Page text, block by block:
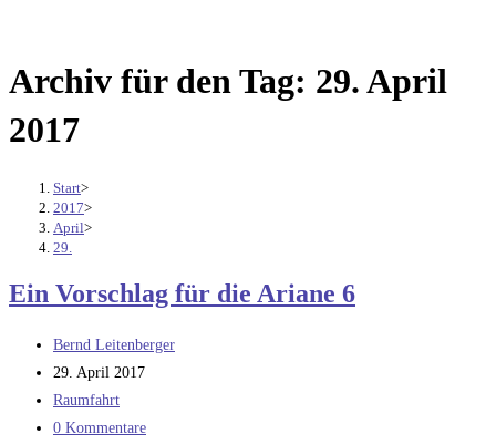
Archiv für den Tag: 29. April
2017
Start>
2017>
April>
29.
Ein Vorschlag für die Ariane 6
Beitrags-
Autor:
Bernd Leitenberger
Beitrag
veröffentlicht:
29. April 2017
Beitrags-
Kategorie:
Raumfahrt
Beitrags-
0 Kommentare